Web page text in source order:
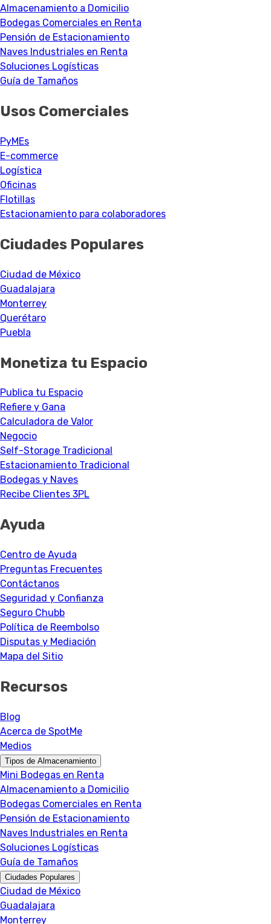
Almacenamiento a Domicilio
Bodegas Comerciales en Renta
Pensión de Estacionamiento
Naves Industriales en Renta
Soluciones Logísticas
Guía de Tamaños
Usos Comerciales
PyMEs
E-commerce
Logística
Oficinas
Flotillas
Estacionamiento para colaboradores
Ciudades Populares
Ciudad de México
Guadalajara
Monterrey
Querétaro
Puebla
Monetiza tu Espacio
Publica tu Espacio
Refiere y Gana
Calculadora de Valor
Negocio
Self-Storage Tradicional
Estacionamiento Tradicional
Bodegas y Naves
Recibe Clientes 3PL
Ayuda
Centro de Ayuda
Preguntas Frecuentes
Contáctanos
Seguridad y Confianza
Seguro Chubb
Política de Reembolso
Disputas y Mediación
Mapa del Sitio
Recursos
Blog
Acerca de SpotMe
Medios
Tipos de Almacenamiento
Mini Bodegas en Renta
Almacenamiento a Domicilio
Bodegas Comerciales en Renta
Pensión de Estacionamiento
Naves Industriales en Renta
Soluciones Logísticas
Guía de Tamaños
Ciudades Populares
Ciudad de México
Guadalajara
Monterrey